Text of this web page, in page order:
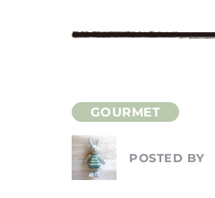
POSTED BY